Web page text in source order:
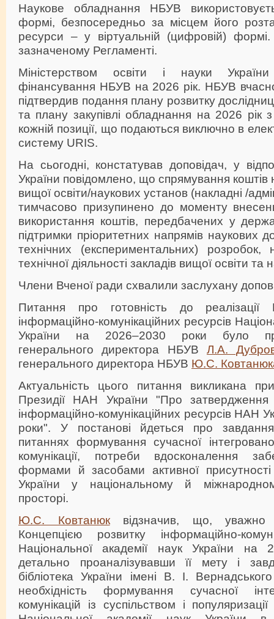
Наукове обладнання НБУВ
формі, безпосередньо за місцем його
ресурси – у віртуальній (цифровій)
зазначеному Регламенті.
Міністерством освіти і науки
фінансування НБУВ на 2026 рік. НБУВ вчасно
підтвердив подання плану розвитку
та плану закупівлі обладнання на 2026 рік
кожній позиції, що подаються виключно в
систему URIS.
На сьогодні, констатував доповідач, у
України повідомлено, що спрямування коштів
вищої освіти/наукових установ (накладні /
тимчасово призупинено до моменту
використання коштів, передбачених у
підтримки пріоритетних напрямів наукових
технічних (експериментальних) розробок,
технічної діяльності закладів вищої освіти та
Члени Вченої ради схвалили заслухану
Питання про готовність до реалізації
інформаційно-комунікаційних ресурсів
України на 2026–2030 роки було
генерального директора НБУВ Л.А.
генерального директора НБУВ Ю.С.
Актуальність цього питання викликана
Президії НАН України "Про затвердження
інформаційно-комунікаційних ресурсів НАН
роки". У постанові йдеться про
питаннях формування сучасної
комунікації, потреби вдосконалення
формами й засобами активної присутності
України у національному й
просторі.
Ю.С. Ковтанюквідзначив, що, уважно
Концепцією розвитку інформаційно-
Національної академії наук України на
детально проаналізувавши її мету і
бібліотека України імені В. І.
необхідність формування сучасної
комунікацій із суспільством і